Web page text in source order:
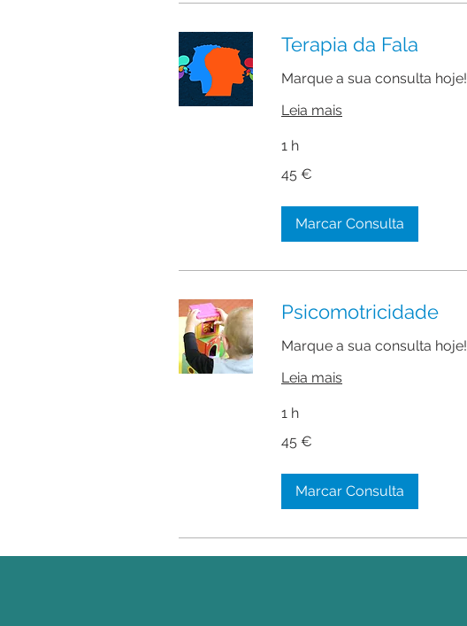
Terapia da Fala
Marque a sua consulta hoje!
Leia mais
1 h
euros
45 €
Marcar Consulta
Psicomotricidade
Marque a sua consulta hoje!
Leia mais
1 h
euros
45 €
Marcar Consulta